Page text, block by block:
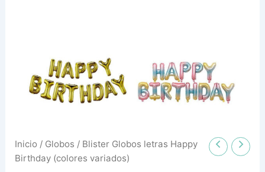
Inicio / Globos / Blister Globos letras Happy
Birthday (colores variados)